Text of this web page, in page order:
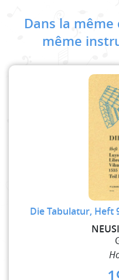
Dans la
même
Die Tabulatur, Heft